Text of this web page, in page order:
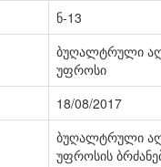
ნ-13
ბუღალტრული
უფროსი
18/08/2017
ბუღალტრული
უფროსის